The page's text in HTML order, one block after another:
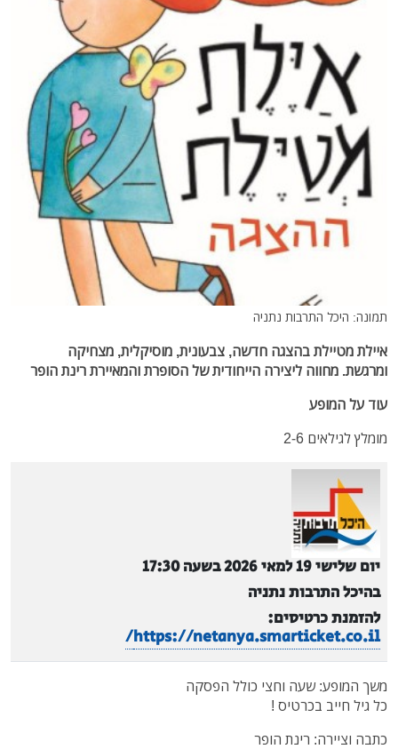
תמונה: היכל התרבות נתניה
איילת מטיילת בהצגה חדשה, צבעונית, מוסיקלית, מצחיקה
ומרגשת. מחווה ליצירה הייחודית של הסופרת והמאיירת רינת הופר
עוד על המופע
מומלץ לגילאים 2-6
יום שלישי 19 למאי 2026 בשעה 17:30
בהיכל התרבות נתניה
להזמנת כרטיסים:
https://netanya.smarticket.co.il/
משך המופע: שעה וחצי כולל הפסקה
כל גיל חייב בכרטיס !
כתבה וציירה: רינת הופר